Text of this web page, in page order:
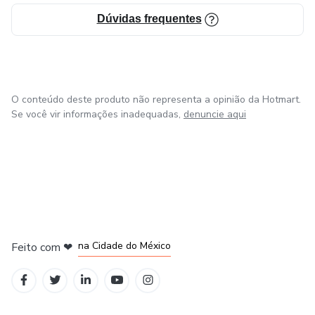
Dúvidas frequentes
O conteúdo deste produto não representa a opinião da Hotmart.
Se você vir informações inadequadas, denuncie aqui
Feito com ❤ na Cidade do México